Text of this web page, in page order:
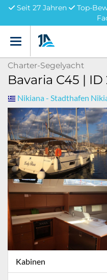
Seit 27 Jahren
Top-
Menü
Charter-Segelyacht
Bavaria C45 | ID
Nikiana - Stadthafen
Kabinen